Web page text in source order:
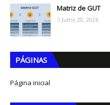
Matriz de GUT
Julho 20, 2026
PÁGINAS
Página inicial